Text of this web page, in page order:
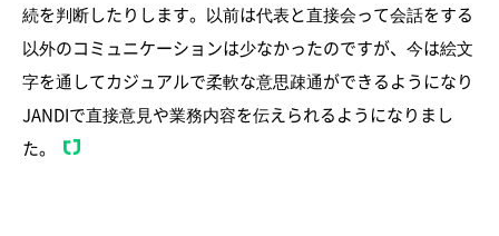
続を判断したりします。以前は代表と直接会って会話をする
以外のコミュニケーションは少なかったのですが、今は絵文
字を通してカジュアルで柔軟な意思疎通ができるようになり
JANDIで直接意見や業務内容を伝えられるようになりまし
た。